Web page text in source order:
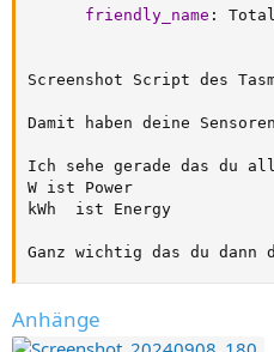
friendly_name :
Screenshot Script des
Damit haben deine
Ich sehe gerade das du
W ist Power
kWh  ist Energy
Ganz wichtig das du
Anhänge